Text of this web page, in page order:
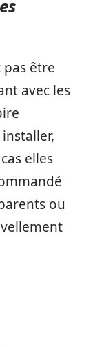
être
avec les
elles
ou